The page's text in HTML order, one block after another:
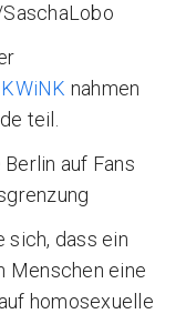
KWiNK nahmen
teil.
auf Fans
sich, dass ein
Menschen eine
homosexuelle